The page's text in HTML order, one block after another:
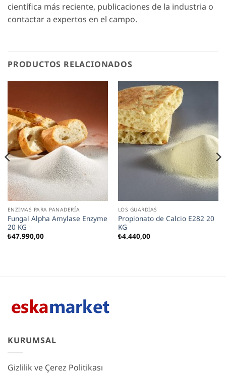
científica más reciente, publicaciones de la industria o
contactar a expertos en el campo.
PRODUCTOS RELACIONADOS
ENZIMAS PARA PANADERÍA
Fungal Alpha Amylase Enzyme
20 KG
₺47.990,00
LOS GUARDIAS
Propionato de Calcio E282 20
KG
₺4.440,00
KURUMSAL
Gizlilik ve Çerez Politikası